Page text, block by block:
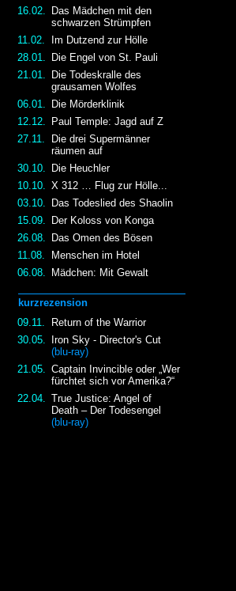
16.02.
Das Mädchen mit den
schwarzen Strümpfen
11.02.
Im Dutzend zur Hölle
28.01.
Die Engel von St. Pauli
21.01.
Die Todeskralle des
grausamen Wolfes
06.01.
Die Mörderklinik
12.12.
Paul Temple: Jagd auf Z
27.11.
Die drei Supermänner
räumen auf
30.10.
Die Heuchler
10.10.
X 312 … Flug zur Hölle...
03.10.
Das Todeslied des Shaolin
15.09.
Der Koloss von Konga
26.08.
Das Omen des Bösen
11.08.
Menschen im Hotel
06.08.
Mädchen: Mit Gewalt
kurzrezension
09.11.
Return of the Warrior
30.05.
Iron Sky - Director's Cut
(blu-ray)
21.05.
Captain Invincible oder „Wer
fürchtet sich vor Amerika?“
22.04.
True Justice: Angel of
Death – Der Todesengel
(blu-ray)